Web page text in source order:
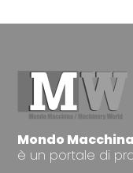
Mondo
è un portale di